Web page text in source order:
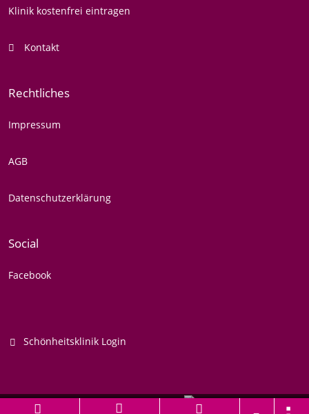
Klinik kostenfrei eintragen
Kontakt
Rechtliches
Impressum
AGB
Datenschutzerklärung
Social
Facebook
Schönheitsklinik Login
Branchenportal Software made in Germany